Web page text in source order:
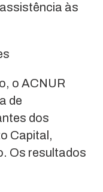
às
o ACNUR
de
dos
Capital,
Os resultados